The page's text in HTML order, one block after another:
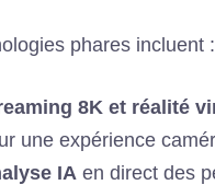
phares incluent :
8K et réalité
une expérience
IA en direct des